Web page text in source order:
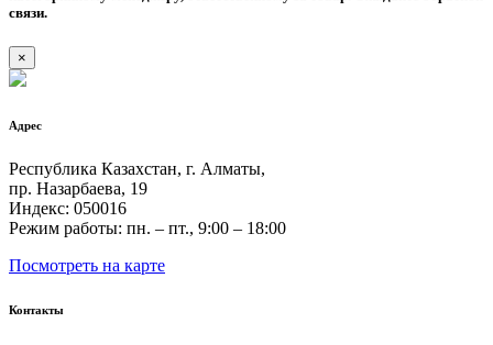
связи.
×
Адрес
Республика Казахстан, г. Алматы,
пр. Назарбаева, 19
Индекс: 050016
Режим работы: пн. – пт., 9:00 – 18:00
Посмотреть на карте
Контакты